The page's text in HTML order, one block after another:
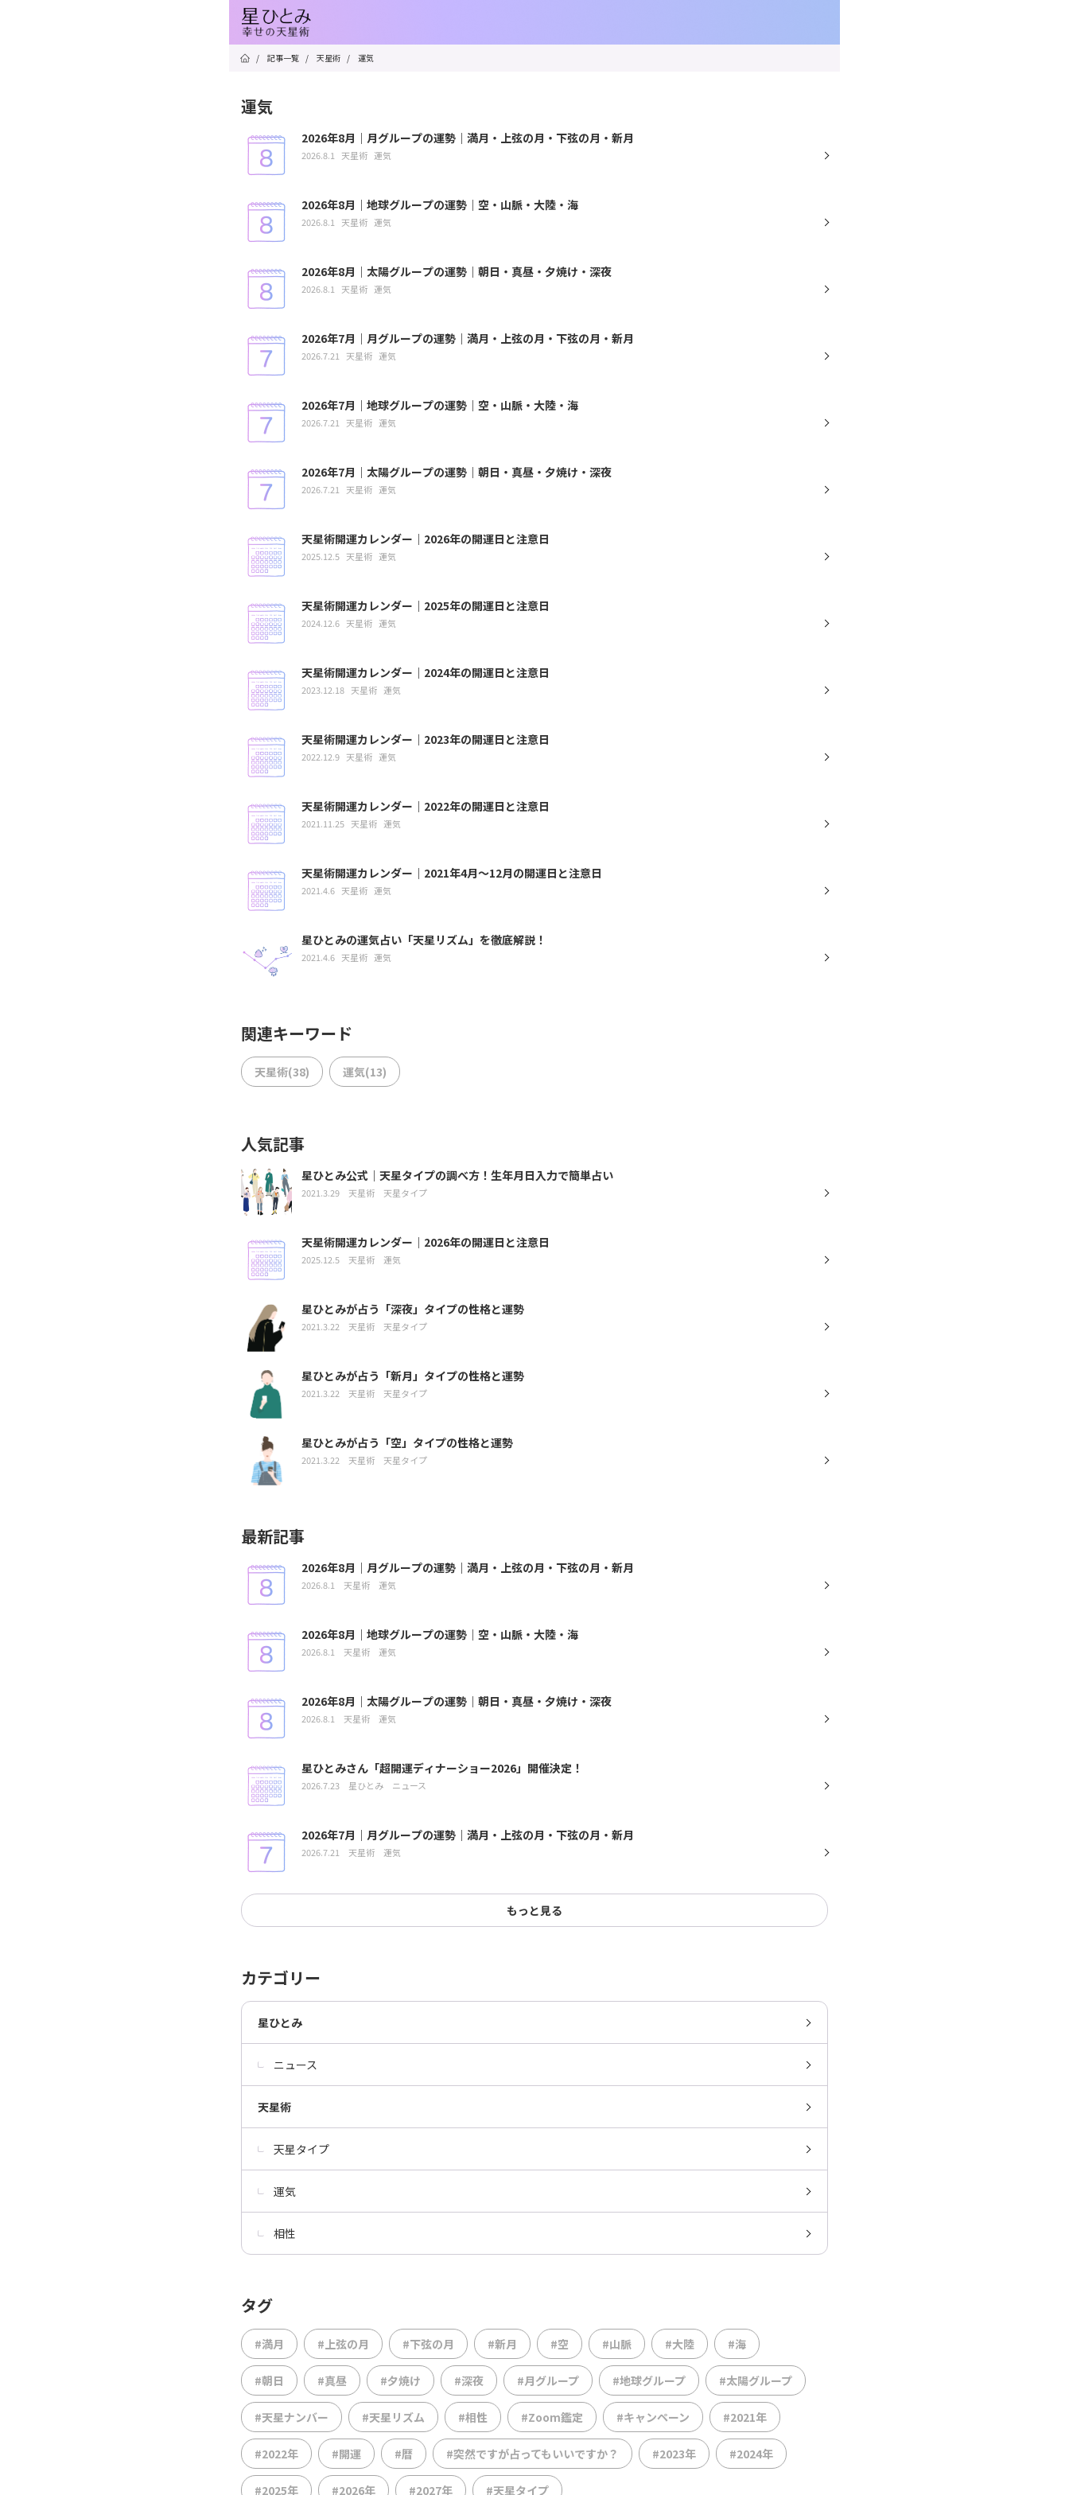
/ 記事一覧 / 天星術 / 運気
運気
2026年8月｜月グループの運勢｜満月・上弦の月・下弦の月・新月
2026.8.1 天星術 運気
2026年8月｜地球グループの運勢｜空・山脈・大陸・海
2026.8.1 天星術 運気
2026年8月｜太陽グループの運勢｜朝日・真昼・夕焼け・深夜
2026.8.1 天星術 運気
2026年7月｜月グループの運勢｜満月・上弦の月・下弦の月・新月
2026.7.21 天星術 運気
2026年7月｜地球グループの運勢｜空・山脈・大陸・海
2026.7.21 天星術 運気
2026年7月｜太陽グループの運勢｜朝日・真昼・夕焼け・深夜
2026.7.21 天星術 運気
天星術開運カレンダー｜2026年の開運日と注意日
2025.12.5 天星術 運気
天星術開運カレンダー｜2025年の開運日と注意日
2024.12.6 天星術 運気
天星術開運カレンダー｜2024年の開運日と注意日
2023.12.18 天星術 運気
天星術開運カレンダー｜2023年の開運日と注意日
2022.12.9 天星術 運気
天星術開運カレンダー｜2022年の開運日と注意日
2021.11.25 天星術 運気
天星術開運カレンダー｜2021年4月〜12月の開運日と注意日
2021.4.6 天星術 運気
星ひとみの運気占い「天星リズム」を徹底解説！
2021.4.6 天星術 運気
関連キーワード
天星術(38) 運気(13)
人気記事
星ひとみ公式｜天星タイプの調べ方！生年月日入力で簡単占い
2021.3.29 天星術 天星タイプ
天星術開運カレンダー｜2026年の開運日と注意日
2025.12.5 天星術 運気
星ひとみが占う「深夜」タイプの性格と運勢
2021.3.22 天星術 天星タイプ
星ひとみが占う「新月」タイプの性格と運勢
2021.3.22 天星術 天星タイプ
星ひとみが占う「空」タイプの性格と運勢
2021.3.22 天星術 天星タイプ
最新記事
2026年8月｜月グループの運勢｜満月・上弦の月・下弦の月・新月
2026.8.1 天星術 運気
2026年8月｜地球グループの運勢｜空・山脈・大陸・海
2026.8.1 天星術 運気
2026年8月｜太陽グループの運勢｜朝日・真昼・夕焼け・深夜
2026.8.1 天星術 運気
星ひとみさん「超開運ディナーショー2026」開催決定！
2026.7.23 星ひとみ ニュース
2026年7月｜月グループの運勢｜満月・上弦の月・下弦の月・新月
2026.7.21 天星術 運気
もっと見る
カテゴリー
星ひとみ
ニュース
天星術
天星タイプ
運気
相性
タグ
#満月 #上弦の月 #下弦の月 #新月 #空 #山脈 #大陸 #海
#朝日 #真昼 #夕焼け #深夜 #月グループ #地球グループ #太陽グループ
#天星ナンバー #天星リズム #相性 #Zoom鑑定 #キャンペーン #2021年
#2022年 #開運 #暦 #突然ですが占ってもいいですか？ #2023年 #2024年
#2025年 #2026年 #2027年 #天星タイプ